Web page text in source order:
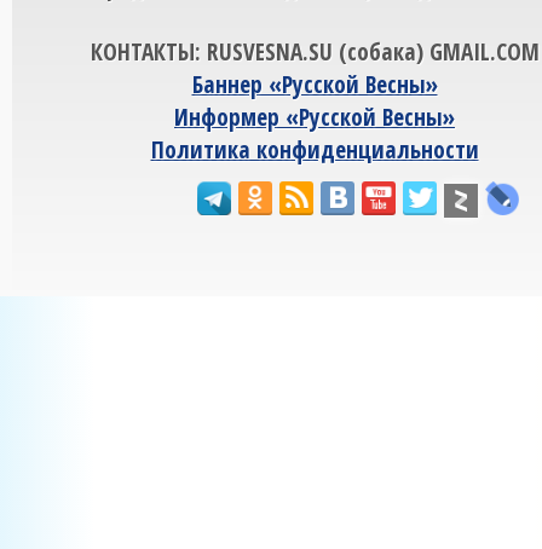
КОНТАКТЫ: RUSVESNA.SU (собака) GMAIL.COM
Баннер «Русской Весны»
Информер «Русской Весны»
Политика конфиденциальности